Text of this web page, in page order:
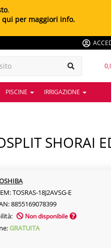
.
qui per maggiori info.
PISCINE IRRIGAZIONE
TOSRAS-18J2AVSG-E
8855169078399
Non disponibile
GRATUITA